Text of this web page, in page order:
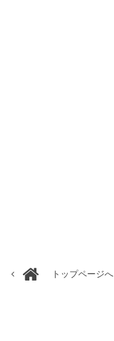
トップページへ